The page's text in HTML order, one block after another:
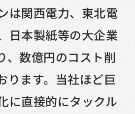
は関西電力、東北電
日本製紙等の大企業
、数億円のコスト削
ります。当社ほど巨
に直接的にタックル